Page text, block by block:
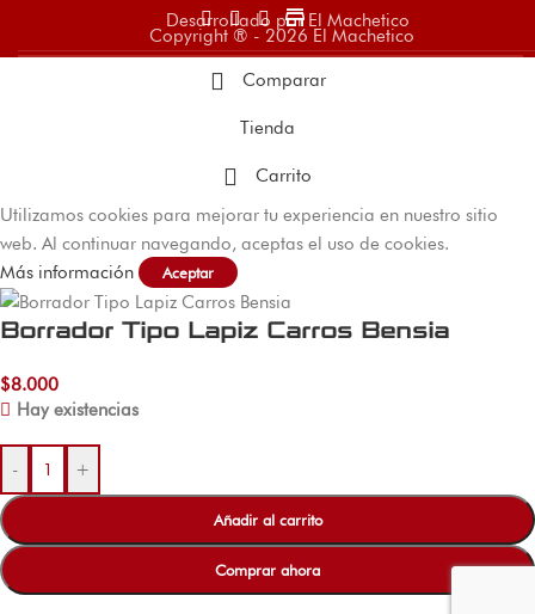
store
Desarrollado por El Machetico
Copyright ® - 2026 El Machetico
Comparar
Tienda
Carrito
Utilizamos cookies para mejorar tu experiencia en nuestro sitio
web. Al continuar navegando, aceptas el uso de cookies.
Más información
Aceptar
Borrador Tipo Lapiz Carros Bensia
$8.000
Hay existencias
- +
Añadir al carrito
Comprar ahora